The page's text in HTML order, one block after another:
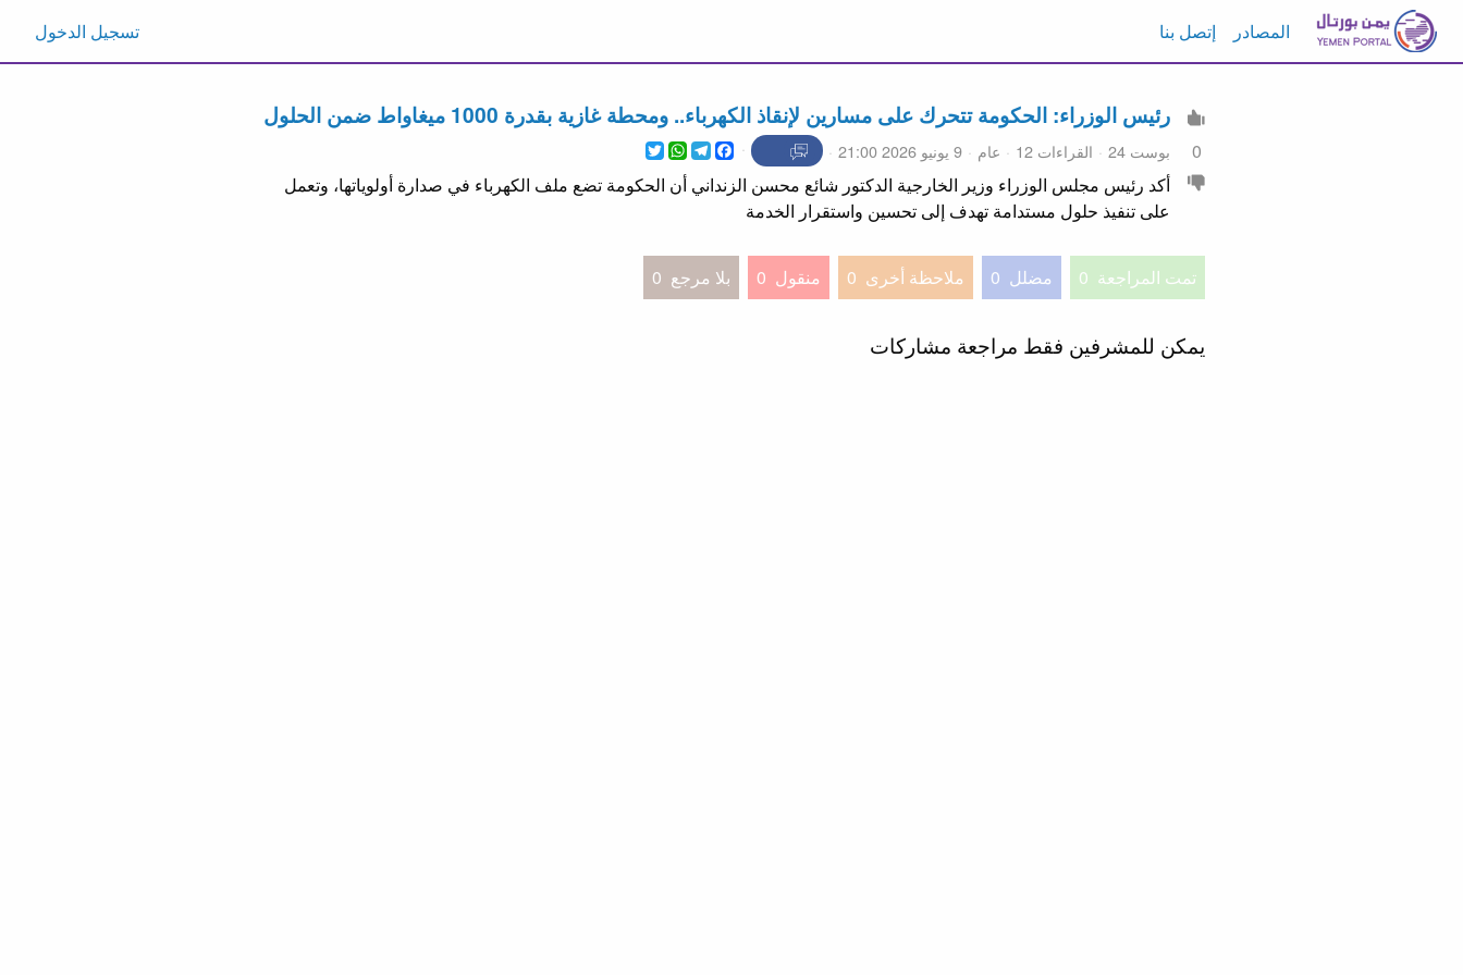
المصادر إتصل بنا تسجيل الدخول
0
رئيس الوزراء: الحكومة تتحرك على مسارين لإنقاذ الكهرباء.. ومحطة غازية بقدرة 1000 ميغاواط ضمن الحلول
بوست 24 القراءات 12 عام 9 يونيو 2026 21:00 Twitter
WhatsApp
Telegram
Facebook
أكد رئيس مجلس الوزراء وزير الخارجية الدكتور شائع محسن الزنداني أن الحكومة تضع ملف الكهرباء في صدارة أولوياتها، وتعمل
على تنفيذ حلول مستدامة تهدف إلى تحسين واستقرار الخدمة
تمت المراجعة 0 مضلل 0 ملاحظة أخرى 0 منقول 0 بلا مرجع 0
يمكن للمشرفين فقط مراجعة مشاركات